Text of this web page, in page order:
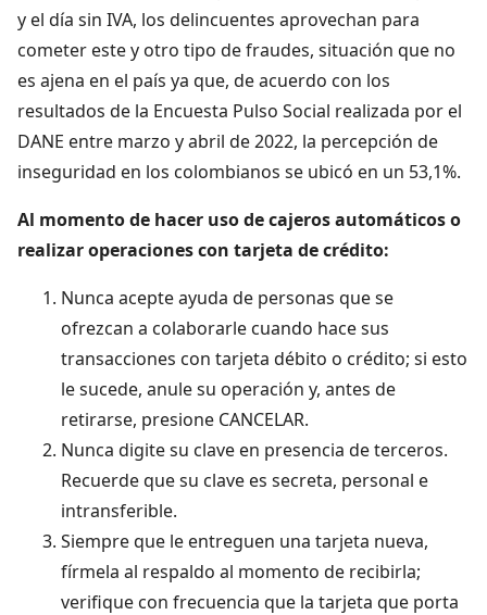
y el día sin IVA, los delincuentes aprovechan para
cometer este y otro tipo de fraudes, situación que no
es ajena en el país ya que, de acuerdo con los
resultados de la Encuesta Pulso Social realizada por el
DANE entre marzo y abril de 2022, la percepción de
inseguridad en los colombianos se ubicó en un 53,1%.
Al momento de hacer uso de cajeros automáticos o
realizar operaciones con tarjeta de crédito:
Nunca acepte ayuda de personas que se
ofrezcan a colaborarle cuando hace sus
transacciones con tarjeta débito o crédito; si esto
le sucede, anule su operación y, antes de
retirarse, presione CANCELAR.
Nunca digite su clave en presencia de terceros.
Recuerde que su clave es secreta, personal e
intransferible.
Siempre que le entreguen una tarjeta nueva,
fírmela al respaldo al momento de recibirla;
verifique con frecuencia que la tarjeta que porta